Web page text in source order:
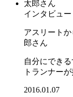
インタビュー
アスリート
郎さん
自分にでき
トランナー
2016.01.07